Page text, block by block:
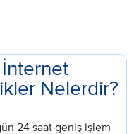
İnternet
Nelerdir?
24 saat geniş işlem